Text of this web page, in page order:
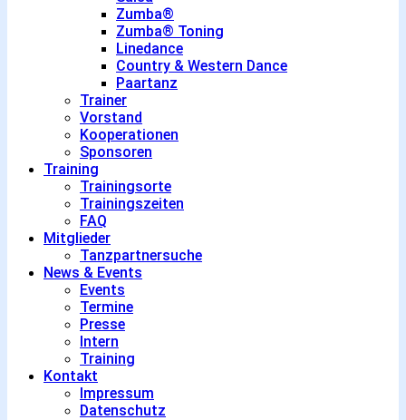
Zumba®
Zumba® Toning
Linedance
Country & Western Dance
Paartanz
Trainer
Vorstand
Kooperationen
Sponsoren
Training
Trainingsorte
Trainingszeiten
FAQ
Mitglieder
Tanzpartnersuche
News & Events
Events
Termine
Presse
Intern
Training
Kontakt
Impressum
Datenschutz